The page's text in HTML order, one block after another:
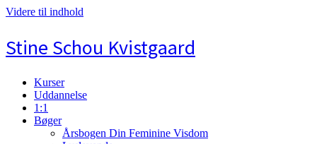
Videre til indhold
Stine Schou Kvistgaard
Kurser
Uddannelse
1:1
Bøger
Årsbogen Din Feminine Visdom